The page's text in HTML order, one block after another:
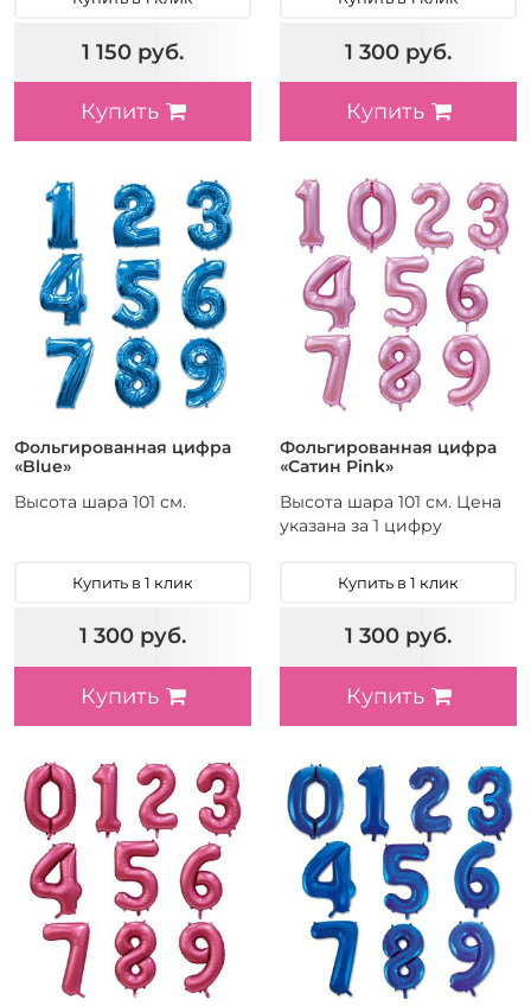
1 150 руб.
Купить
1 300 руб.
Купить
Фольгированная цифра
«Blue»
Высота шара 101 см.
Купить в 1 клик
1 300 руб.
Купить
Фольгированная цифра
«Сатин Pink»
Высота шара 101 см. Цена
указана за 1 цифру
Купить в 1 клик
1 300 руб.
Купить